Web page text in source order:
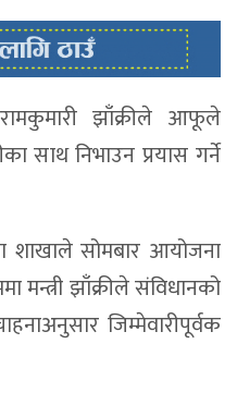
रामकुमारी झाँक्रीले आफूले
साथ निभाउन प्रयास गर्ने
शाखाले सोमबार आयोजना
मन्त्री झाँक्रीले संविधानको
जिम्मेवारीपूर्वक